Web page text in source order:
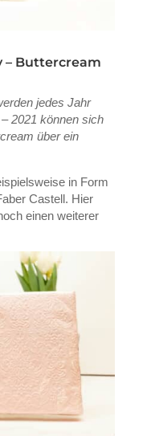
– Buttercream
jedes Jahr
2021 können sich
über ein
in Form
Castell. Hier
einen weiterer